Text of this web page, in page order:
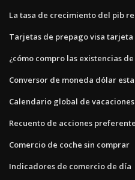
La tasa de crecimiento del pib
Tarjetas de prepago visa
¿cómo compro las existencias de
Conversor de moneda dólar
Calendario global de
Recuento de acciones
Comercio de coche sin comprar
Indicadores de comercio de día